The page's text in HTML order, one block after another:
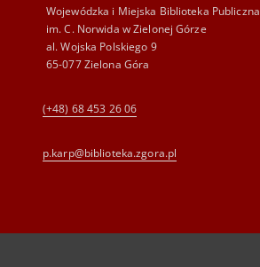
Wojewódzka i Miejska Biblioteka Publiczna
im. C. Norwida w Zielonej Górze
al. Wojska Polskiego 9
65-077 Zielona Góra
(+48) 68 453 26 06
p.karp@biblioteka.zgora.pl